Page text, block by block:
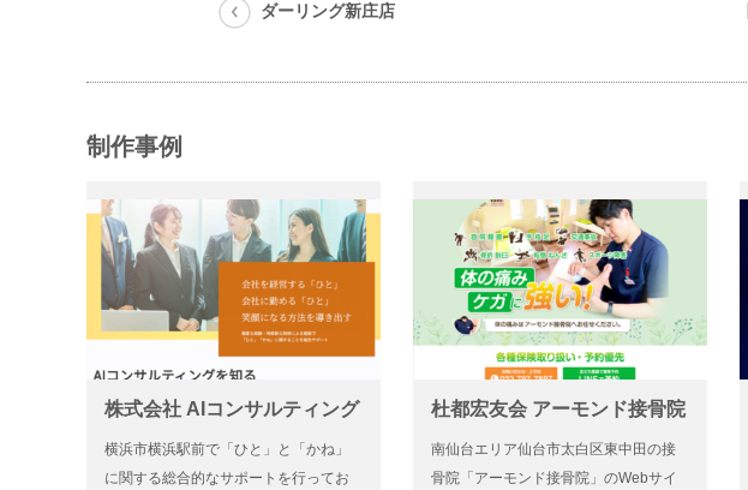
ダーリング新庄店
制作事例
株式会社 AIコンサルティング
横浜市横浜駅前で「ひと」と「かね」
に関する総合的なサポートを行ってお
杜都宏友会 アーモンド接骨院
南仙台エリア仙台市太白区東中田の接
骨院「アーモンド接骨院」のWebサイ